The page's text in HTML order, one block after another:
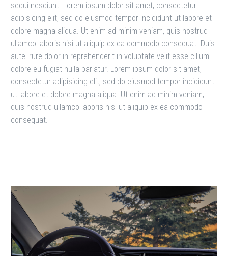
sequi nesciunt. Lorem ipsum dolor sit amet, consectetur
adipisicing elit, sed do eiusmod tempor incididunt ut labore et
dolore magna aliqua. Ut enim ad minim veniam, quis nostrud
ullamco laboris nisi ut aliquip ex ea commodo consequat. Duis
aute irure dolor in reprehenderit in voluptate velit esse cillum
dolore eu fugiat nulla pariatur. Lorem ipsum dolor sit amet,
consectetur adipisicing elit, sed do eiusmod tempor incididunt
ut labore et dolore magna aliqua. Ut enim ad minim veniam,
quis nostrud ullamco laboris nisi ut aliquip ex ea commodo
consequat.